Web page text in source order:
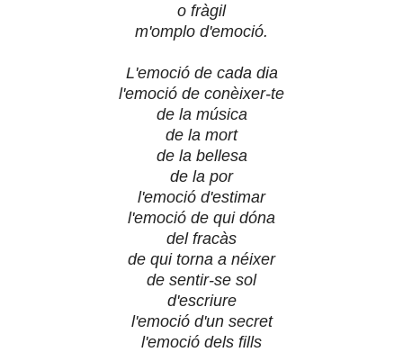
o fràgil
m'omplo d'emoció.
L'emoció de cada dia
l'emoció de conèixer-te
de la música
de la mort
de la bellesa
de la por
l'emoció d'estimar
l'emoció de qui dóna
del fracàs
de qui torna a néixer
de sentir-se sol
d'escriure
l'emoció d'un secret
l'emoció dels fills